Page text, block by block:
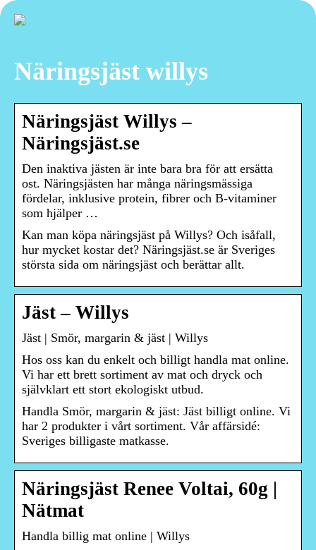
Näringsjäst willys
Näringsjäst Willys –
Näringsjäst.se
Den inaktiva jästen är inte bara bra för att ersätta
ost. Näringsjästen har många näringsmässiga
fördelar, inklusive protein, fibrer och B-vitaminer
som hjälper …
Kan man köpa näringsjäst på Willys? Och isåfall,
hur mycket kostar det? Näringsjäst.se är Sveriges
största sida om näringsjäst och berättar allt.
Jäst – Willys
Jäst | Smör, margarin & jäst | Willys
Hos oss kan du enkelt och billigt handla mat online.
Vi har ett brett sortiment av mat och dryck och
självklart ett stort ekologiskt utbud.
Handla Smör, margarin & jäst: Jäst billigt online. Vi
har 2 produkter i vårt sortiment. Vår affärsidé:
Sveriges billigaste matkasse.
Näringsjäst Renee Voltai, 60g |
Nätmat
Handla billig mat online | Willys